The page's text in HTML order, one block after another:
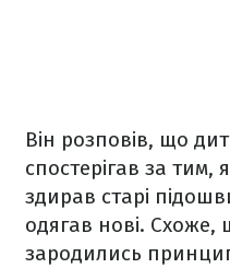
Він розповів, що
спостерігав за
здирав старі
одягав нові. Схоже,
зародились